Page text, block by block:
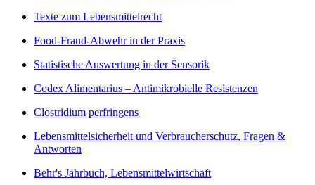
Texte zum Lebensmittelrecht
Food-Fraud-Abwehr in der Praxis
Statistische Auswertung in der Sensorik
Codex Alimentarius – Antimikrobielle Resistenzen
Clostridium perfringens
Lebensmittelsicherheit und Verbraucherschutz, Fragen &
Antworten
Behr's Jahrbuch, Lebensmittelwirtschaft